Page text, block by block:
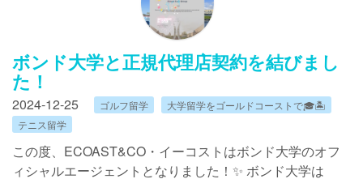
ボンド大学と正規代理店契約を結びまし
た！
2024-12-25 ゴルフ留学
大学留学をゴールドコーストで🎓🏝️
テニス留学
この度、ECOAST&CO・イーコストはボンド大学のオフ
ィシャルエージェントとなりました！✨ ボンド大学は